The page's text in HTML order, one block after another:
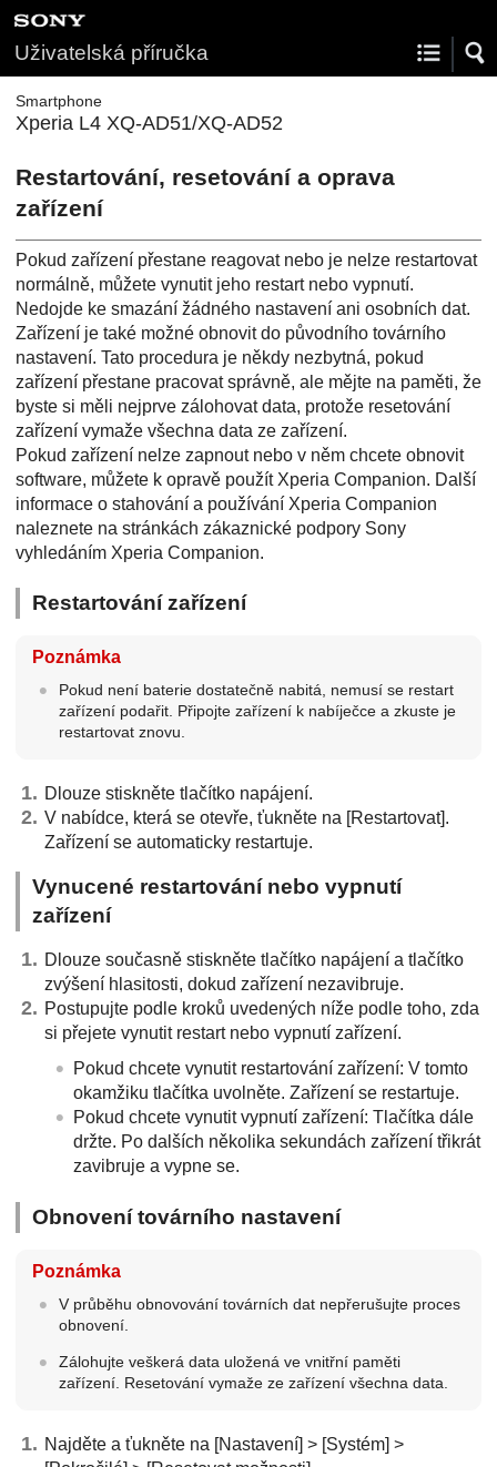
Uživatelská příručka
Smartphone
Xperia L4 XQ-AD51/XQ-AD52
Restartování, resetování a oprava
zařízení
Pokud zařízení přestane reagovat nebo je nelze restartovat
normálně, můžete vynutit jeho restart nebo vypnutí.
Nedojde ke smazání žádného nastavení ani osobních dat.
Zařízení je také možné obnovit do původního továrního
nastavení. Tato procedura je někdy nezbytná, pokud
zařízení přestane pracovat správně, ale mějte na paměti, že
byste si měli nejprve zálohovat data, protože resetování
zařízení vymaže všechna data ze zařízení.
Pokud zařízení nelze zapnout nebo v něm chcete obnovit
software, můžete k opravě použít Xperia Companion. Další
informace o stahování a používání Xperia Companion
naleznete na stránkách zákaznické podpory Sony
vyhledáním Xperia Companion.
Restartování zařízení
Poznámka
Pokud není baterie dostatečně nabitá, nemusí se restart
zařízení podařit. Připojte zařízení k nabíječce a zkuste je
restartovat znovu.
Dlouze stiskněte tlačítko napájení.
V nabídce, která se otevře, ťukněte na [Restartovat].
Zařízení se automaticky restartuje.
Vynucené restartování nebo vypnutí
zařízení
Dlouze současně stiskněte tlačítko napájení a tlačítko
zvýšení hlasitosti, dokud zařízení nezavibruje.
Postupujte podle kroků uvedených níže podle toho, zda
si přejete vynutit restart nebo vypnutí zařízení.
Pokud chcete vynutit restartování zařízení: V tomto
okamžiku tlačítka uvolněte. Zařízení se restartuje.
Pokud chcete vynutit vypnutí zařízení: Tlačítka dále
držte. Po dalších několika sekundách zařízení třikrát
zavibruje a vypne se.
Obnovení továrního nastavení
Poznámka
V průběhu obnovování továrních dat nepřerušujte proces
obnovení.
Zálohujte veškerá data uložená ve vnitřní paměti
zařízení. Resetování vymaže ze zařízení všechna data.
Najděte a ťukněte na [Nastavení] > [Systém] >